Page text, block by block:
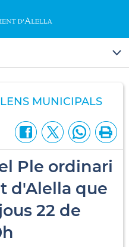
MUNICIPALS
Ple ordinari
d'Alella que
22 de